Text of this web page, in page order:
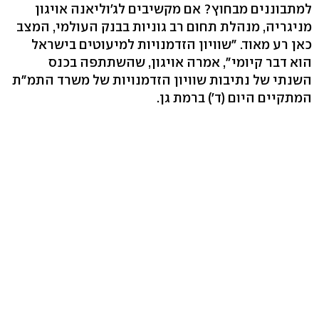
למתבוננים מבחוץ? אם מקשיבים לג'וליאנה אויגון
מניגריה, מנהלת תחום רב גוניות בבנק העולמי, המצב
כאן רע מאוד. "שוויון הזדמנויות למיעוטים בישראל
הוא דבר קיומי", אמרה אויגון, שהשתתפה בכנס
השנתי של נתיבות שוויון הזדמנויות של משרד התמ"ת
המתקיים היום (ד') ברמת גן.